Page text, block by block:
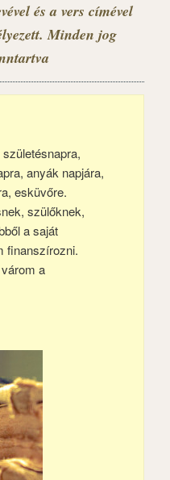
és a vers címével
Minden jog
születésnapra,
anyák napjára,
esküvőre.
szülőknek,
a saját
finanszírozni.
a